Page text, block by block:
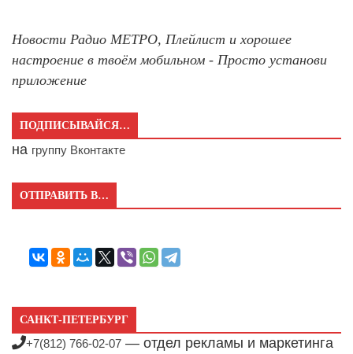
Новости Радио МЕТРО, Плейлист и хорошее
настроение в твоём мобильном - Просто установи
приложение
ПОДПИСЫВАЙСЯ…
на группу Вконтакте
ОТПРАВИТЬ В…
САНКТ-ПЕТЕРБУРГ
+7(812) 766-02-07 — отдел рекламы и маркетинга